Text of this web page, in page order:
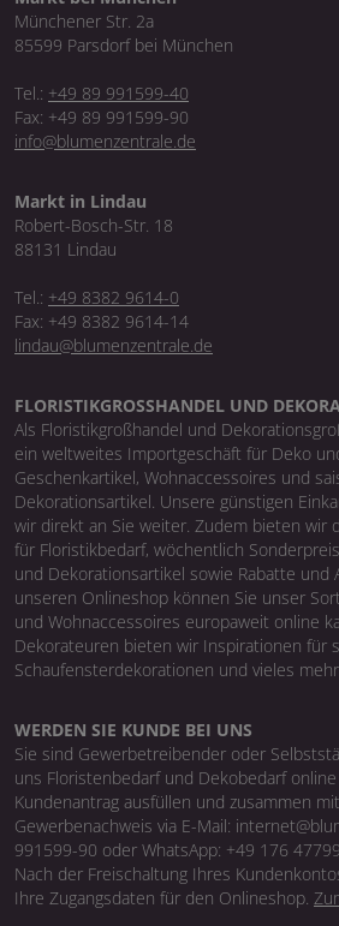
Münchener Str. 2a
85599 Parsdorf bei München
Tel.: +49 89 991599-40
Fax: +49 89 991599-90
info@blumenzentrale.de
Markt in Lindau
Robert-Bosch-Str. 18
88131 Lindau
Tel.: +49 8382 9614-0
Fax: +49 8382 9614-14
lindau@blumenzentrale.de
FLORISTIKGROSSHANDEL UND
Als Floristikgroßhandel und
ein weltweites Importgeschäft für Deko
Geschenkartikel, Wohnaccessoires und
Dekorationsartikel. Unsere günstigen
wir direkt an Sie weiter. Zudem bieten wir
für Floristikbedarf, wöchentlich
und Dekorationsartikel sowie Rabatte und
unseren Onlineshop können Sie unser
und Wohnaccessoires europaweit online
Dekorateuren bieten wir Inspirationen für
Schaufensterdekorationen und vieles mehr.
WERDEN SIE KUNDE BEI UNS
Sie sind Gewerbetreibender oder
uns Floristenbedarf und Dekobedarf
Kundenantrag ausfüllen und zusammen
Gewerbenachweis via E-Mail:
991599-90 oder WhatsApp: +49 176
Nach der Freischaltung Ihres
Ihre Zugangsdaten für den Onlineshop.